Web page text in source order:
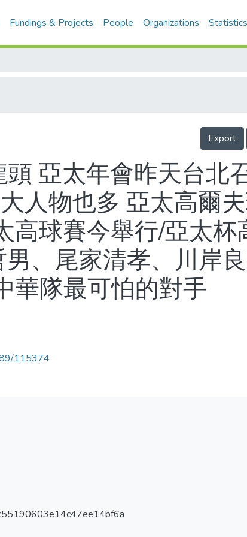
Fundings & Projects People Organizations Statistics
Export
亞太年會昨天台北
人物也多 亞太高爾
高球賽今舉行/亞太杯
、尾家清孝、川岸
華隊最可怕的對手
115374